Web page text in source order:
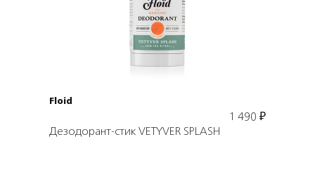
В корзину
Floid
1 490 ₽
Дезодорант-стик VETYVER SPLASH